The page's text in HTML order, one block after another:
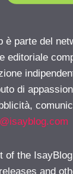
è parte del
editoriale
di
of the
and